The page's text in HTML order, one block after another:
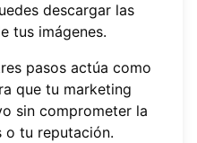
descargar las
tus imágenes.
pasos actúa como
que tu marketing
sin comprometer la
o tu reputación.